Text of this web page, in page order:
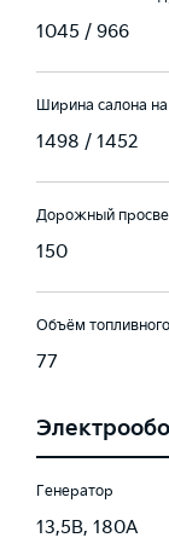
1045 / 966
Ширина салона
1498 / 1452
Дорожный
150
Объём
77
Генератор
13,5В, 180А